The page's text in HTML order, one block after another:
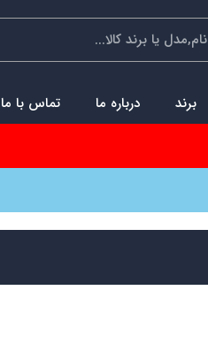
برند درباره ما تماس با ما